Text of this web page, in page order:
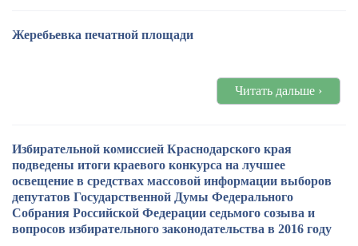
Жеребьевка печатной площади
Читать дальше ›
Избирательной комиссией Краснодарского края
подведены итоги краевого конкурса на лучшее
освещение в средствах массовой информации выборов
депутатов Государственной Думы Федерального
Собрания Российской Федерации седьмого созыва и
вопросов избирательного законодательства в 2016 году